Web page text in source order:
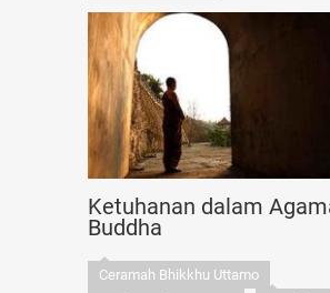
Ketuhanan dalam
Buddha
Ceramah Bhikkhu Uttamo